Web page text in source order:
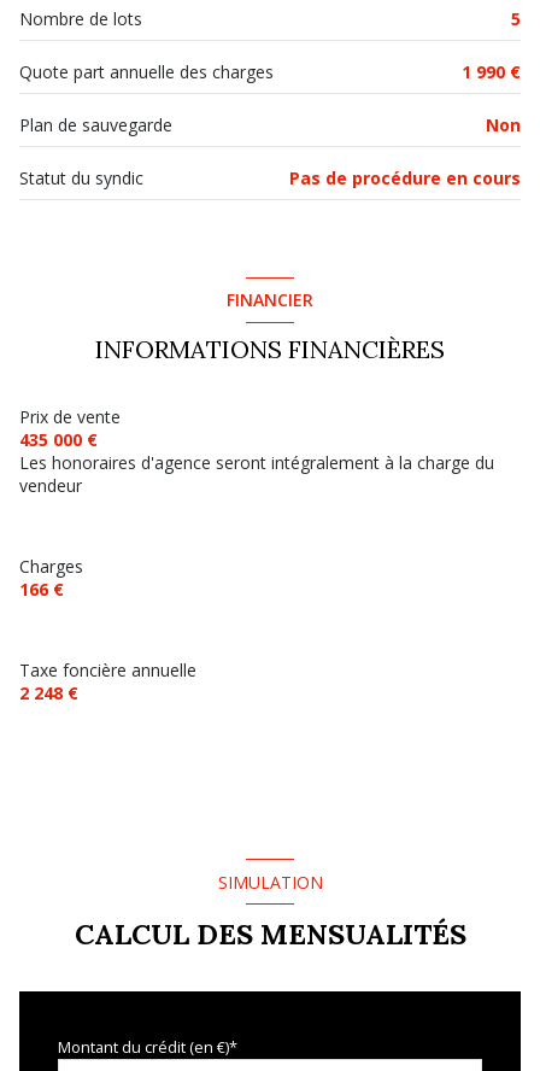
Nombre de lots 5
Quote part annuelle des charges 1 990 €
Plan de sauvegarde Non
Statut du syndic Pas de procédure en cours
FINANCIER
INFORMATIONS FINANCIÈRES
Prix de vente
435 000 €
Les honoraires d'agence seront intégralement à la charge du
vendeur
Charges
166 €
Taxe foncière annuelle
2 248 €
SIMULATION
CALCUL DES MENSUALITÉS
Montant du crédit (en €)*